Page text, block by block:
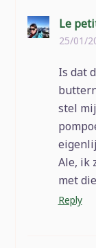
Le
25/01/
Is dat
stel
Ale, ik
met
Reply